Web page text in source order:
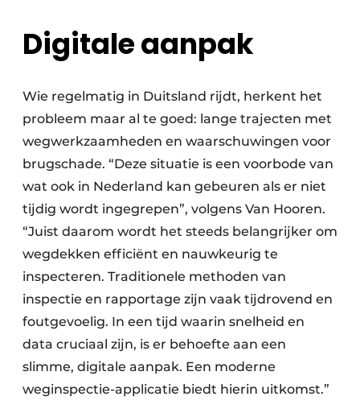
Digitale aanpak
Wie regelmatig in Duitsland rijdt, herkent het
probleem maar al te goed: lange trajecten met
wegwerkzaamheden en waarschuwingen voor
brugschade. “Deze situatie is een voorbode van
wat ook in Nederland kan gebeuren als er niet
tijdig wordt ingegrepen”, volgens Van Hooren.
“Juist daarom wordt het steeds belangrijker om
wegdekken efficiënt en nauwkeurig te
inspecteren. Traditionele methoden van
inspectie en rapportage zijn vaak tijdrovend en
foutgevoelig. In een tijd waarin snelheid en
data cruciaal zijn, is er behoefte aan een
slimme, digitale aanpak. Een moderne
weginspectie-applicatie biedt hierin uitkomst.”